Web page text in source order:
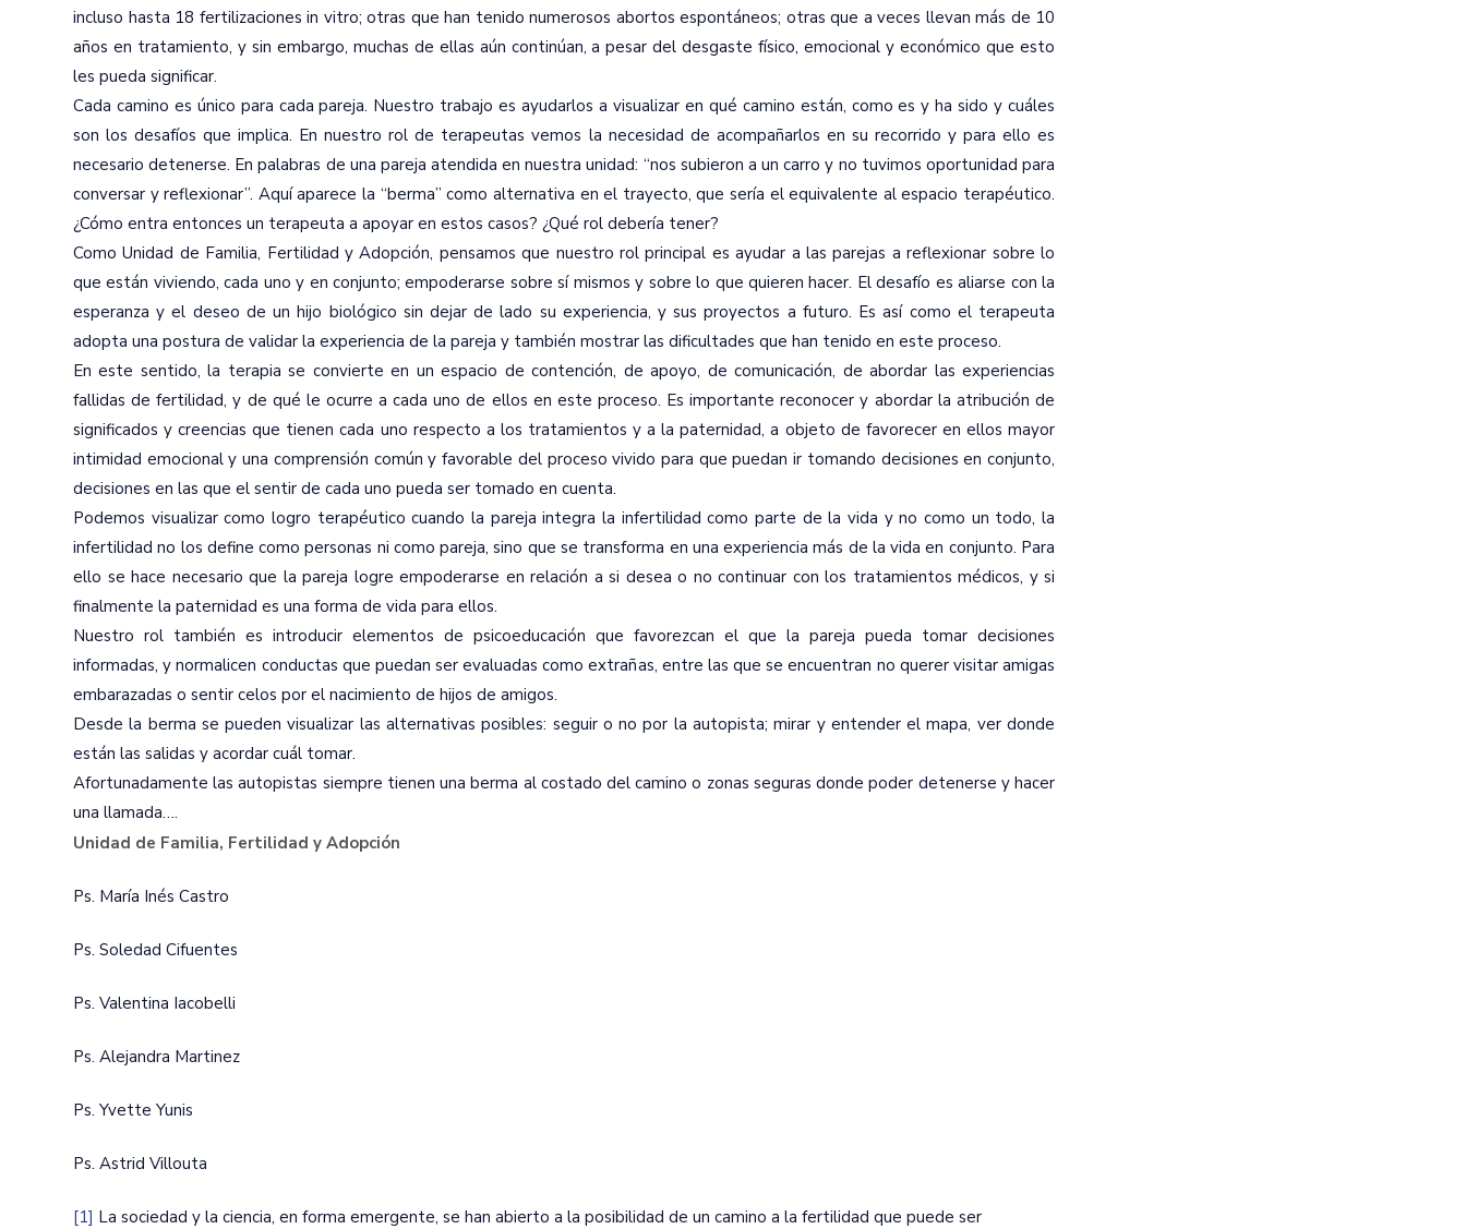
incluso hasta 18 fertilizaciones in vitro; otras que han tenido numerosos abortos espontáneos; otras que a veces llevan más de 10
años en tratamiento, y sin embargo, muchas de ellas aún continúan, a pesar del desgaste físico, emocional y económico que esto
les pueda significar.
Cada camino es único para cada pareja. Nuestro trabajo es ayudarlos a visualizar en qué camino están, como es y ha sido y cuáles
son los desafíos que implica. En nuestro rol de terapeutas vemos la necesidad de acompañarlos en su recorrido y para ello es
necesario detenerse. En palabras de una pareja atendida en nuestra unidad: “nos subieron a un carro y no tuvimos oportunidad para
conversar y reflexionar”. Aquí aparece la “berma” como alternativa en el trayecto, que sería el equivalente al espacio terapéutico.
¿Cómo entra entonces un terapeuta a apoyar en estos casos? ¿Qué rol debería tener?
Como Unidad de Familia, Fertilidad y Adopción, pensamos que nuestro rol principal es ayudar a las parejas a reflexionar sobre lo
que están viviendo, cada uno y en conjunto; empoderarse sobre sí mismos y sobre lo que quieren hacer. El desafío es aliarse con la
esperanza y el deseo de un hijo biológico sin dejar de lado su experiencia, y sus proyectos a futuro. Es así como el terapeuta
adopta una postura de validar la experiencia de la pareja y también mostrar las dificultades que han tenido en este proceso.
En este sentido, la terapia se convierte en un espacio de contención, de apoyo, de comunicación, de abordar las experiencias
fallidas de fertilidad, y de qué le ocurre a cada uno de ellos en este proceso. Es importante reconocer y abordar la atribución de
significados y creencias que tienen cada uno respecto a los tratamientos y a la paternidad, a objeto de favorecer en ellos mayor
intimidad emocional y una comprensión común y favorable del proceso vivido para que puedan ir tomando decisiones en conjunto,
decisiones en las que el sentir de cada uno pueda ser tomado en cuenta.
Podemos visualizar como logro terapéutico cuando la pareja integra la infertilidad como parte de la vida y no como un todo, la
infertilidad no los define como personas ni como pareja, sino que se transforma en una experiencia más de la vida en conjunto. Para
ello se hace necesario que la pareja logre empoderarse en relación a si desea o no continuar con los tratamientos médicos, y si
finalmente la paternidad es una forma de vida para ellos.
Nuestro rol también es introducir elementos de psicoeducación que favorezcan el que la pareja pueda tomar decisiones
informadas, y normalicen conductas que puedan ser evaluadas como extrañas, entre las que se encuentran no querer visitar amigas
embarazadas o sentir celos por el nacimiento de hijos de amigos.
Desde la berma se pueden visualizar las alternativas posibles: seguir o no por la autopista; mirar y entender el mapa, ver donde
están las salidas y acordar cuál tomar.
Afortunadamente las autopistas siempre tienen una berma al costado del camino o zonas seguras donde poder detenerse y hacer
una llamada….
Unidad de Familia, Fertilidad y Adopción
Ps. María Inés Castro
Ps. Soledad Cifuentes
Ps. Valentina Iacobelli
Ps. Alejandra Martinez
Ps. Yvette Yunis
Ps. Astrid Villouta
[1] La sociedad y la ciencia, en forma emergente, se han abierto a la posibilidad de un camino a la fertilidad que puede ser